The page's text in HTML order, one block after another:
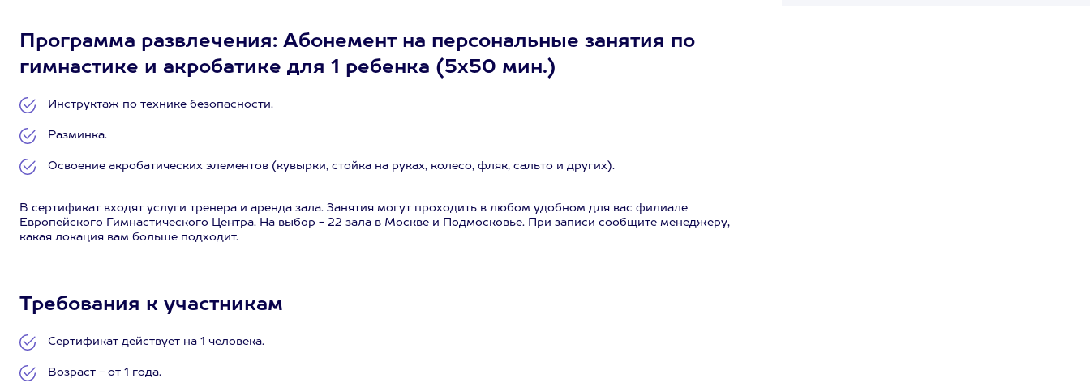
Программа развлечения: Абонемент на персональные занятия по
гимнастике и акробатике для 1 ребенка (5х50 мин.)
Инструктаж по технике безопасности.
Разминка.
Освоение акробатических элементов (кувырки, стойка на руках, колесо, фляк, сальто и других).
В сертификат входят услуги тренера и аренда зала. Занятия могут проходить в любом удобном для вас филиале
Европейского Гимнастического Центра. На выбор - 22 зала в Москве и Подмосковье. При записи сообщите менеджеру,
какая локация вам больше подходит.
Требования к участникам
Сертификат действует на 1 человека.
Возраст - от 1 года.